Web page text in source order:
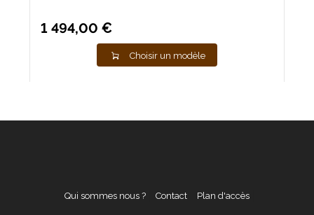
1 494,00 €
Choisir un modèle
Qui sommes nous ? Contact Plan d'accès